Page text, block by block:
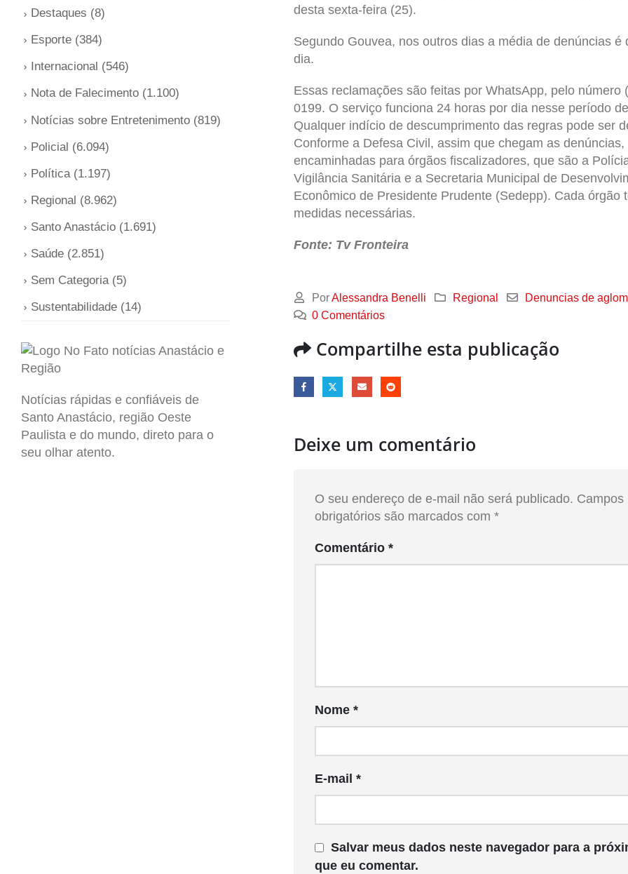
desta sexta-feira (25).
Segundo Gouvea, nos outros dias a média de denúncias é
dia.
Essas reclamações são feitas por WhatsApp, pelo número
0199. O serviço funciona 24 horas por dia nesse período
Qualquer indício de descumprimento das regras pode ser
Conforme a Defesa Civil, assim que chegam as denúncias,
encaminhadas para órgãos fiscalizadores, que são a
Vigilância Sanitária e a Secretaria Municipal de
Econômico de Presidente Prudente (Sedepp). Cada órgão
medidas necessárias.
Fonte: Tv Fronteira
PorAlessandra Benelli Regional
Denuncias de
0 Comentários
Compartilhe esta publicação
Deixe um comentário
O seu endereço de e-mail não será publicado. Campos
obrigatórios são marcados com *
Comentário *
Nome *
E-mail *
Salvar meus dados neste navegador para a
que eu comentar.
Destaques (8)
Esporte (384)
Internacional (546)
Nota de Falecimento (1.100)
Notícias sobre Entretenimento (819)
Policial (6.094)
Política (1.197)
Regional (8.962)
Santo Anastácio (1.691)
Saúde (2.851)
Sem Categoria(5)
Sustentabilidade (14)
Notícias rápidas e confiáveis de
Santo Anastácio, região Oeste
Paulista e do mundo, direto para o
seu olhar atento.